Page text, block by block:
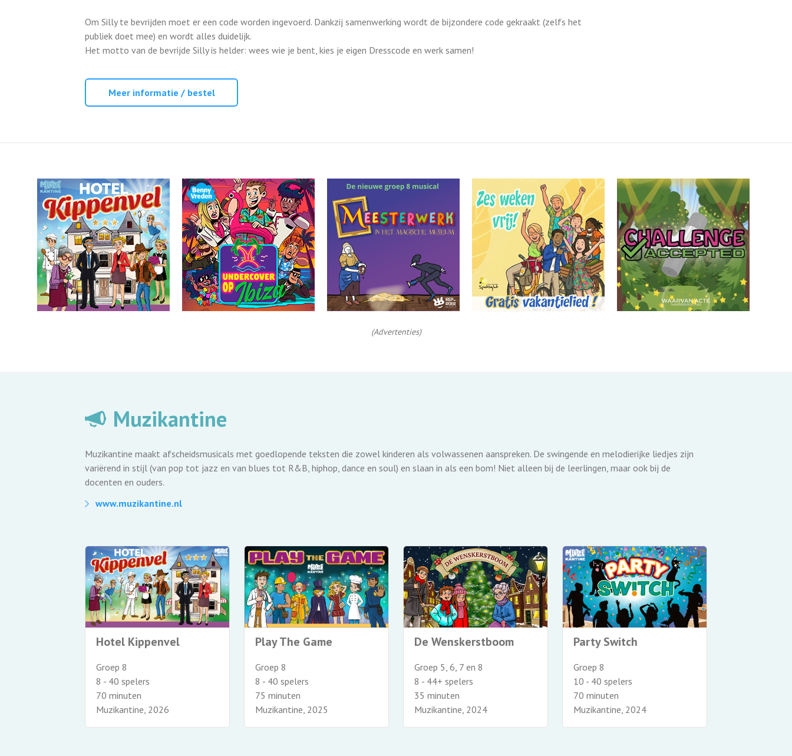
Om Silly te bevrijden moet er een code worden ingevoerd. Dankzij samenwerking wordt de bijzondere code gekraakt (zelfs het
publiek doet mee) en wordt alles duidelijk.
Het motto van de bevrijde Silly is helder: wees wie je bent, kies je eigen Dresscode en werk samen!
Meer informatie / bestel
(Advertenties)
Muzikantine
Muzikantine maakt afscheidsmusicals met goedlopende teksten die zowel kinderen als volwassenen aanspreken. De swingende en melodierijke liedjes zijn
variërend in stijl (van pop tot jazz en van blues tot R&B, hiphop, dance en soul) en slaan in als een bom! Niet alleen bij de leerlingen, maar ook bij de
docenten en ouders.
www.muzikantine.nl
Hotel Kippenvel
Groep 8
8 - 40 spelers
70 minuten
Muzikantine, 2026
Play The Game
Groep 8
8 - 40 spelers
75 minuten
Muzikantine, 2025
De Wenskerstboom
Groep 5, 6, 7 en 8
8 - 44+ spelers
35 minuten
Muzikantine, 2024
Party Switch
Groep 8
10 - 40 spelers
70 minuten
Muzikantine, 2024